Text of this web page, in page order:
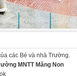
Videos Liên hệ
các Bé và nhà Trường.
MNTT Măng Non